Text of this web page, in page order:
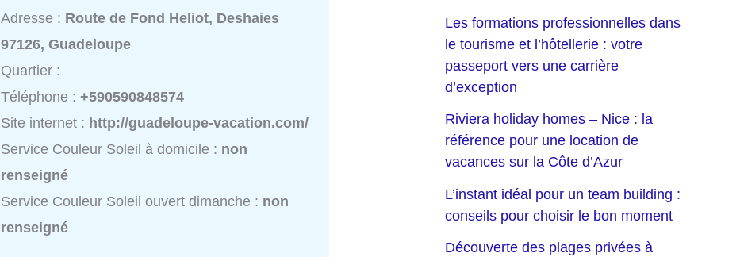
Adresse : Route de Fond Heliot, Deshaies
97126, Guadeloupe
Quartier :
Téléphone :+590590848574
Site internet : http://guadeloupe-vacation.com/
Service Couleur Soleil à domicile : non
renseigné
Service Couleur Soleil ouvert dimanche : non
renseigné
Les formations professionnelles dans
le tourisme et l’hôtellerie : votre
passeport vers une carrière
d’exception
Riviera holiday homes – Nice : la
référence pour une location de
vacances sur la Côte d’Azur
L’instant idéal pour un team building :
conseils pour choisir le bon moment
Découverte des plages privées à